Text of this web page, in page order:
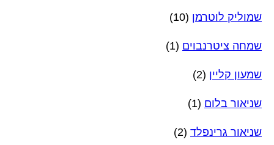
שמוליק לוטרמן (10)
שמחה ציטרנבוים (1)
שמעון קליין (2)
שניאור בלום (1)
שניאור גרינפלד (2)